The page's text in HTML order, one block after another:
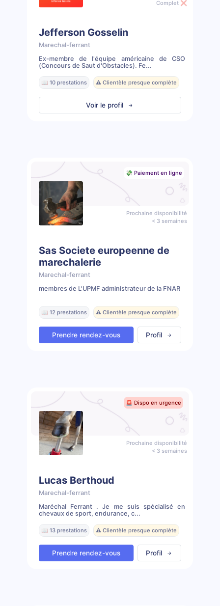
Complet ❌
Jefferson Gosselin
Marechal-ferrant
Ex-membre de l'équipe américaine de CSO
(Concours de Saut d'Obstacles). Fe...
📖 10 prestations ⚠️ Clientèle presque complète
Voir le profil
💸 Paiement en ligne
Prochaine disponibilité
< 3 semaines
Sas Societe europeenne de
marechalerie
Marechal-ferrant
membres de L'UPMF administrateur de la FNAR
📖 12 prestations ⚠️ Clientèle presque complète
Prendre rendez-vous Profil
🚨 Dispo en urgence
Prochaine disponibilité
< 3 semaines
Lucas Berthoud
Marechal-ferrant
Maréchal Ferrant . Je me suis spécialisé en
chevaux de sport, endurance, c...
📖 13 prestations ⚠️ Clientèle presque complète
Prendre rendez-vous Profil